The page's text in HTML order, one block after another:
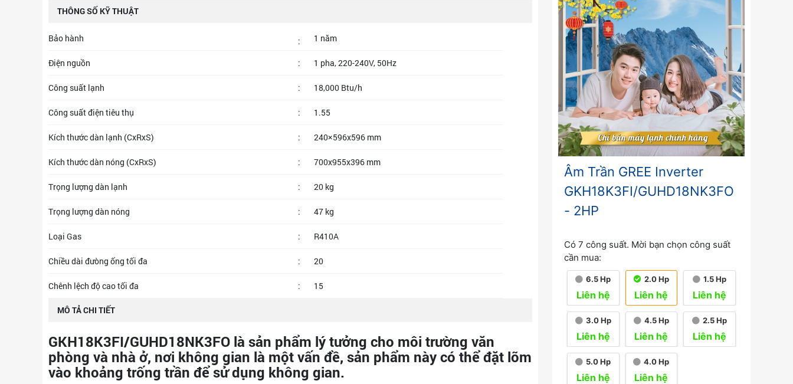
THÔNG SỐ KỸ THUẬT
Bảo hành : 1 năm
Điện nguồn : 1 pha, 220-240V, 50Hz
Công suất lạnh : 18,000 Btu/h
Công suất điện tiêu thụ : 1.55
Kích thước dàn lạnh (CxRxS) : 240×596x596 mm
Kích thước dàn nóng (CxRxS) : 700x955x396 mm
Trọng lượng dàn lạnh : 20 kg
Trọng lượng dàn nóng : 47 kg
Loại Gas : R410A
Chiều dài đưòng ống tối đa : 20
Chênh lệch độ cao tối đa : 15
MÔ TẢ CHI TIẾT
GKH18K3FI/GUHD18NK3FO là sản phẩm lý tưởng cho môi trường văn
phòng và nhà ở, nơi không gian là một vấn đề, sản phẩm này có thể đặt lõm
vào khoảng trống trần để sử dụng không gian.
Âm Trần GREE Inverter
GKH18K3FI/GUHD18NK3FO
- 2HP
Có 7 công suất. Mời bạn chọn công suất
cần mua:
6.5 Hp
Liên hệ
2.0 Hp
Liên hệ
1.5 Hp
Liên hệ
3.0 Hp
Liên hệ
4.5 Hp
Liên hệ
2.5 Hp
Liên hệ
5.0 Hp
Liên hệ
4.0 Hp
Liên hệ